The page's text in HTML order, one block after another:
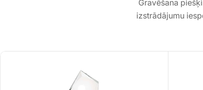
Gravēšana
izstrādājumu